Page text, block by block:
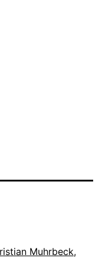
Muhrbeck,